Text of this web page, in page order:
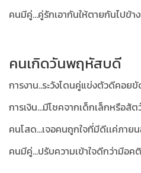
คนมีคู่...คู่รักเอากันให้ตายกันไปข้
คนเกิดวันพฤหัสบดี
การงาน..ระวังโดนคู่แข่งตัวดีคอย
การเงิน...มีโชคจากเด็กเล็กหรือสั
คนโสด...เจอคนถูกใจที่มีดีเเค่ภาย
คนมีคู่...ปรับความเข้าใจดีกว่ามีอ